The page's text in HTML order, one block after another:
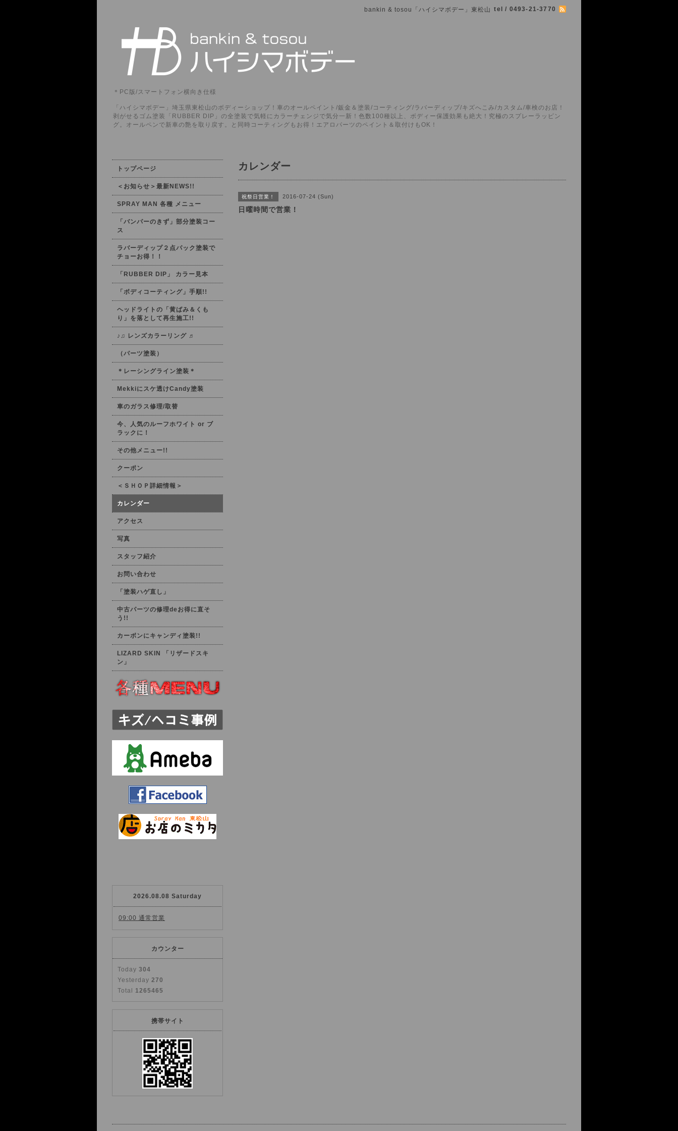
bankin & tosou「ハイシマボデー」東松山 tel / 0493-21-3770
＊PC版/スマートフォン横向き仕様
「ハイシマボデー」埼玉県東松山のボディーショップ！車のオールペイント/鈑金＆塗装/コーティング/ラバーディップ/キズへこみ/カスタム/車検のお店！
剥がせるゴム塗装「RUBBER DIP」の全塗装で気軽にカラーチェンジで気分一新！色数100種以上、ボディー保護効果も絶大！究極のスプレーラッピン
グ。オールペンで新車の艶を取り戻す。と同時コーティングもお得！エアロパーツのペイント＆取付けもOK！
カレンダー
祝祭日営業！ 2016-07-24 (Sun)
日曜時間で営業！
トップページ
＜お知らせ＞最新NEWS!!
SPRAY MAN 各種 メニュー
「バンパーのきず」部分塗装コー
ス
ラバーディップ２点パック塗装で
チョーお得！！
「RUBBER DIP」 カラー見本
「ボディコーティング」手順!!
ヘッドライトの「黄ばみ＆くも
り」を落として再生施工!!
♪♫ レンズカラーリング ♬
（パーツ塗装）
＊レーシングライン塗装＊
Mekkiにスケ透けCandy塗装
車のガラス修理/取替
今、人気のルーフホワイト or ブ
ラックに！
その他メニュー!!
クーポン
＜ＳＨＯＰ詳細情報＞
カレンダー
アクセス
写真
スタッフ紹介
お問い合わせ
「塗装ハゲ直し」
中古パーツの修理deお得に直そ
う!!
カーボンにキャンディ塗装!!
LIZARD SKIN 「リザードスキ
ン」
2026.08.08 Saturday
09:00 通常営業
カウンター
Today 304
Yesterday 270
Total 1265465
携帯サイト